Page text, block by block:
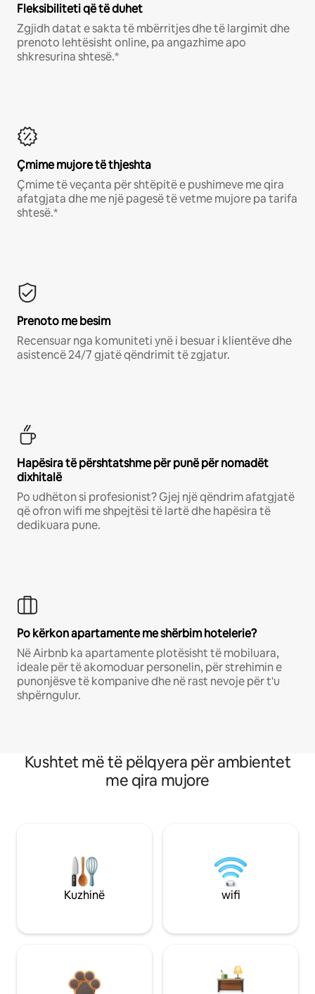
Fleksibiliteti që të duhet
Zgjidh datat e sakta të mbërritjes dhe të largimit dhe
prenoto lehtësisht online, pa angazhime apo
shkresurina shtesë.*
Çmime mujore të thjeshta
Çmime të veçanta për shtëpitë e pushimeve me qira
afatgjata dhe me një pagesë të vetme mujore pa tarifa
shtesë.*
Prenoto me besim
Recensuar nga komuniteti ynë i besuar i klientëve dhe
asistencë 24/7 gjatë qëndrimit të zgjatur.
Hapësira të përshtatshme për punë për nomadët
dixhitalë
Po udhëton si profesionist? Gjej një qëndrim afatgjatë
që ofron wifi me shpejtësi të lartë dhe hapësira të
dedikuara pune.
Po kërkon apartamente me shërbim hotelerie?
Në Airbnb ka apartamente plotësisht të mobiluara,
ideale për të akomoduar personelin, për strehimin e
punonjësve të kompanive dhe në rast nevoje për t'u
shpërngulur.
Kushtet më të pëlqyera për ambientet
me qira mujore
Kuzhinë wifi